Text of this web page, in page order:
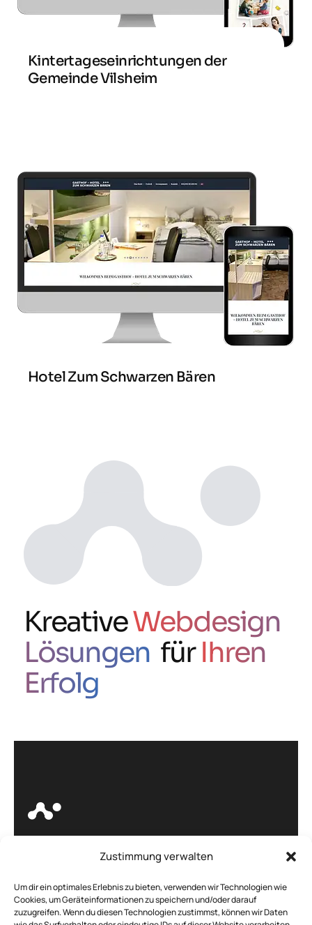
Zustimmung verwalten
Um dir ein optimales Erlebnis zu bieten, verwenden wir Technologien wie
Cookies, um Geräteinformationen zu speichern und/oder darauf
zuzugreifen. Wenn du diesen Technologien zustimmst, können wir Daten
Kintertageseinrichtungen der
Gemeinde Vilsheim
Hotel Zum Schwarzen Bären
KreativeWebdesign
Lösungen fürIhren
Erfolg
Böhm. -
IT Service und
Weblösungen, die